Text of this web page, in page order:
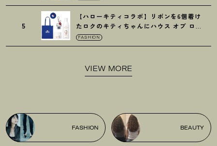
5
【ハローキティコラボ】リボンを6個着け
たロクのキティちゃんにハウス オブ ロー
ゼの限定パケも
FASHION
VIEW MORE
FASHION BEAUTY